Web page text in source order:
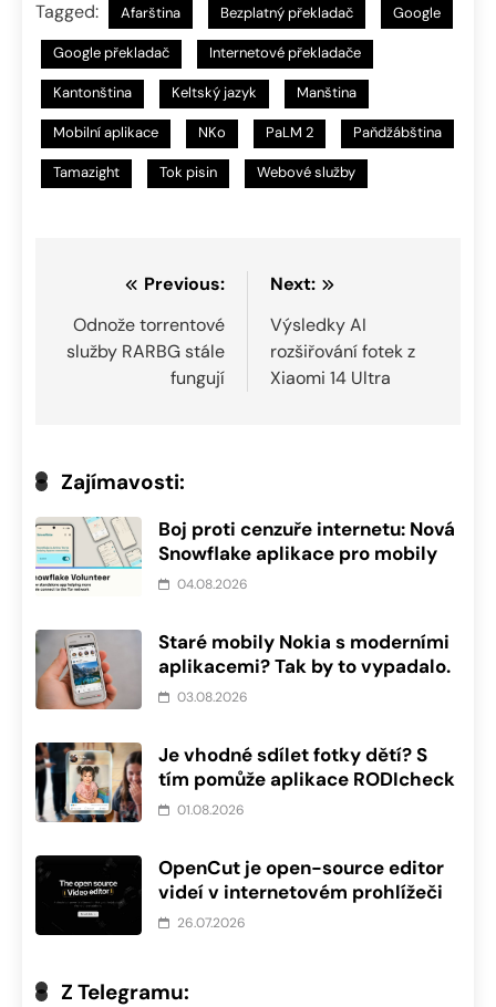
Tagged: Afarština Bezplatný překladač Google
Google překladač Internetové překladače
Kantonština Keltský jazyk Manština
Mobilní aplikace NKo PaLM 2 Paňdžábština
Tamazight Tok pisin Webové služby
Navigace
pro
příspěvek
Previous:
Odnože torrentové
služby RARBG stále
fungují
Next:
Výsledky AI
rozšiřování fotek z
Xiaomi 14 Ultra
Zajímavosti:
Boj proti cenzuře internetu: Nová
Snowflake aplikace pro mobily
04.08.2026
Staré mobily Nokia s moderními
aplikacemi? Tak by to vypadalo.
03.08.2026
Je vhodné sdílet fotky dětí? S
tím pomůže aplikace RODIcheck
01.08.2026
OpenCut je open-source editor
videí v internetovém prohlížeči
26.07.2026
Z Telegramu: